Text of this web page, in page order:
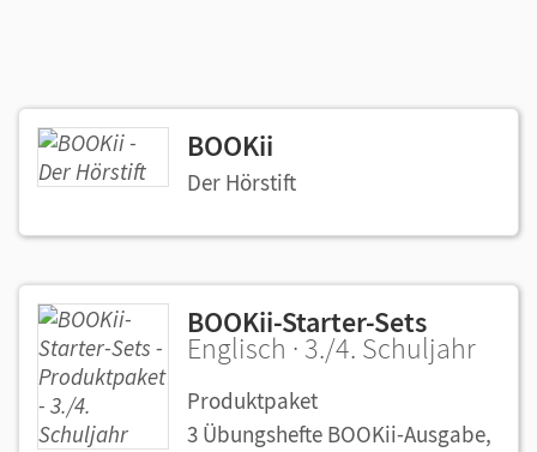
BOOKii
Der Hörstift
BOOKii-Starter-Sets
Englisch · 3./4. Schuljahr
Produktpaket
3 Übungshefte BOOKii-Ausgabe,